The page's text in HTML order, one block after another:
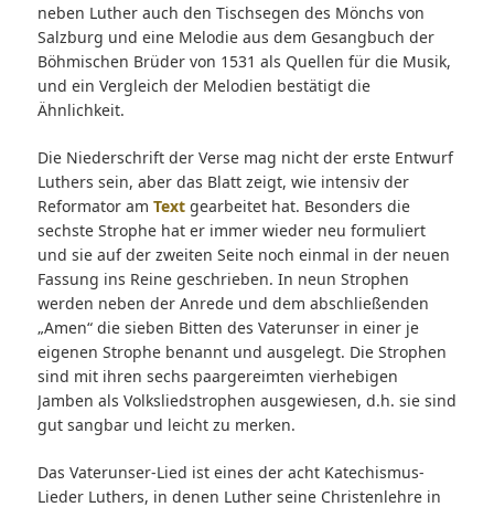
neben Luther auch den Tischsegen des Mönchs von
Salzburg und eine Melodie aus dem Gesangbuch der
Böhmischen Brüder von 1531 als Quellen für die Musik,
und ein Vergleich der Melodien bestätigt die
Ähnlichkeit.
Die Niederschrift der Verse mag nicht der erste Entwurf
Luthers sein, aber das Blatt zeigt, wie intensiv der
Reformator am Textgearbeitet hat. Besonders die
sechste Strophe hat er immer wieder neu formuliert
und sie auf der zweiten Seite noch einmal in der neuen
Fassung ins Reine geschrieben. In neun Strophen
werden neben der Anrede und dem abschließenden
„Amen“ die sieben Bitten des Vaterunser in einer je
eigenen Strophe benannt und ausgelegt. Die Strophen
sind mit ihren sechs paargereimten vierhebigen
Jamben als Volksliedstrophen ausgewiesen, d.h. sie sind
gut sangbar und leicht zu merken.
Das Vaterunser-Lied ist eines der acht Katechismus-
Lieder Luthers, in denen Luther seine Christenlehre in